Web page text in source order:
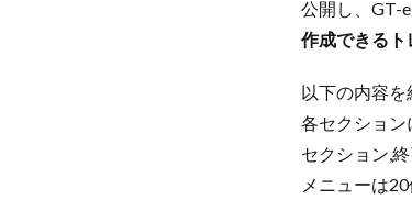
公開し、GT-
作成できる
以下の内容を
各セクション
セクション,
メニューは